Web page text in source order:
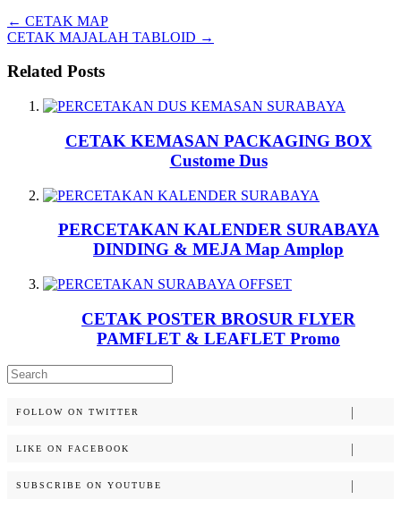
← CETAK MAP
CETAK MAJALAH TABLOID →
Related Posts
CETAK KEMASAN PACKAGING BOX
Custome Dus
PERCETAKAN KALENDER SURABAYA
DINDING & MEJA Map Amplop
CETAK POSTER BROSUR FLYER
PAMFLET & LEAFLET Promo
Search
for:
FOLLOW ON TWITTER
LIKE ON FACEBOOK
SUBSCRIBE ON YOUTUBE